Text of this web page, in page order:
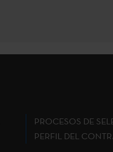
PROCESOS DE
PERFIL DEL